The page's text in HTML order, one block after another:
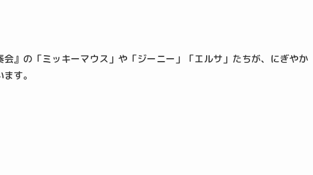
』の「ミッキーマウス」や「ジーニー」「エルサ」たちが、にぎやか
す。